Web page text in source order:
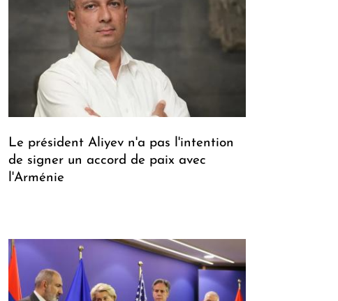
Le président Aliyev n'a pas l'intention
de signer un accord de paix avec
l'Arménie